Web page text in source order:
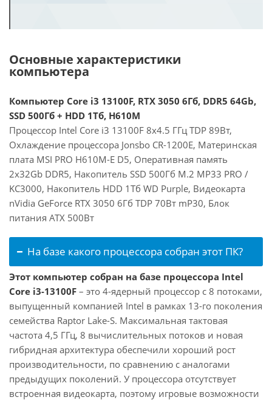
Основные характеристики
компьютера
Компьютер Core i3 13100F, RTX 3050 6Гб, DDR5 64Gb,
SSD 500Гб + HDD 1Тб, H610M
Процессор Intel Core i3 13100F 8x4.5 ГГц TDP 89Вт,
Охлаждение процессора Jonsbo CR-1200E, Материнская
плата MSI PRO H610M-E D5, Оперативная память
2x32Gb DDR5, Накопитель SSD 500Гб M.2 MP33 PRO /
KC3000, Накопитель HDD 1Тб WD Purple, Видеокарта
nVidia GeForce RTX 3050 6Гб TDP 70Вт mP30, Блок
питания ATX 500Вт
На базе какого процессора собран этот ПК?
Этот компьютер собран на базе процессора Intel
Core i3-13100F – это 4-ядерный процессор с 8 потоками,
выпущенный компанией Intel в рамках 13-го поколения
семейства Raptor Lake-S. Максимальная тактовая
частота 4,5 ГГц, 8 вычислительных потоков и новая
гибридная архитектура обеспечили хороший рост
производительности, по сравнению с аналогами
предыдущих поколений. У процессора отсутствует
встроенная видеокарта, поэтому игровые возможности